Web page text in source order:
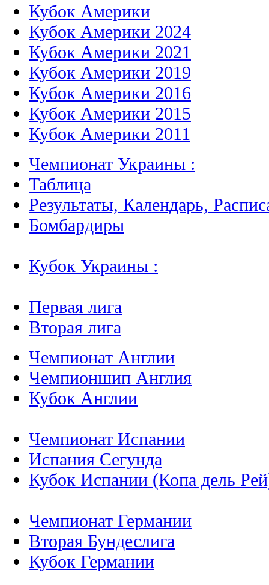
Кубок Америки
Кубок Америки 2024
Кубок Америки 2021
Кубок Америки 2019
Кубок Америки 2016
Кубок Америки 2015
Кубок Америки 2011
Чемпионат Украины :
Таблица
Результаты, Календарь,
Бомбардиры
Кубок Украины :
Первая лига
Вторая лига
Чемпионат Англии
Чемпионшип Англия
Кубок Англии
Чемпионат Испании
Испания Сегунда
Кубок Испании (Копа дель
Чемпионат Германии
Вторая Бундеслига
Кубок Германии